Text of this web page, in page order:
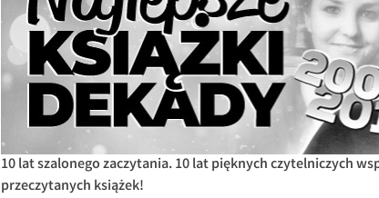
10 lat szalonego zaczytania. 10 lat pięknych czytelniczych
przeczytanych książek!